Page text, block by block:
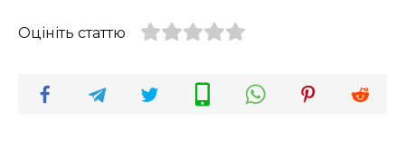
Оцініть статтю